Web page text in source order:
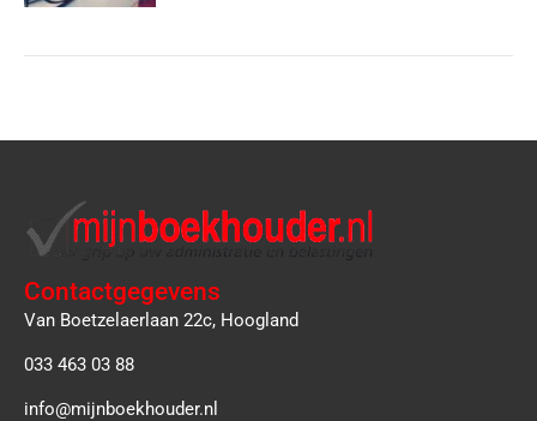
Contactgegevens
Van Boetzelaerlaan 22c, Hoogland
033 463 03 88
info@mijnboekhouder.nl